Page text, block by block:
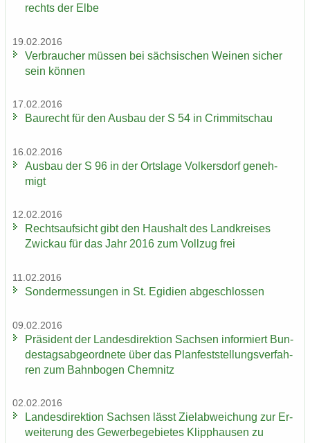
rechts der Elbe
19.02.2016
Ver­brau­cher müs­sen bei säch­si­schen Wei­nen si­cher
sein kön­nen
17.02.2016
Bau­recht für den Aus­bau der S 54 in Crim­mit­schau
16.02.2016
Aus­bau der S 96 in der Orts­la­ge Vol­kers­dorf ge­neh­
migt
12.02.2016
Rechts­auf­sicht gibt den Haus­halt des Land­krei­ses
Zwi­ckau für das Jahr 2016 zum Voll­zug frei
11.02.2016
Son­der­mes­sun­gen in St. Egi­di­en ab­ge­schlos­sen
09.02.2016
Prä­si­dent der Lan­des­di­rek­ti­on Sach­sen in­for­miert Bun­
des­tags­ab­ge­ord­ne­te über das Plan­fest­stel­lungs­ver­fah­
ren zum Bahn­bo­gen Chem­nitz
02.02.2016
Lan­des­di­rek­ti­on Sach­sen lässt Ziel­ab­wei­chung zur Er­
wei­te­rung des Ge­wer­be­ge­bie­tes Klipp­hau­sen zu